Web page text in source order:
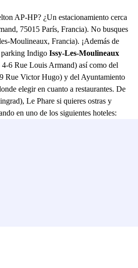
AP-HP? ¿Un estacionamiento cerca
75015 París, Francia). No busques
Moulineaux, Francia). ¡Además de
parking Indigo Issy-Les-Moulineaux
6 Rue Louis Armand) así como del
Rue Victor Hugo) y del Ayuntamiento
elegir en cuanto a restaurantes. De
Le Phare si quieres ostras y
en uno de los siguientes hoteles:
Issy-les-Moulineaux, Francia),